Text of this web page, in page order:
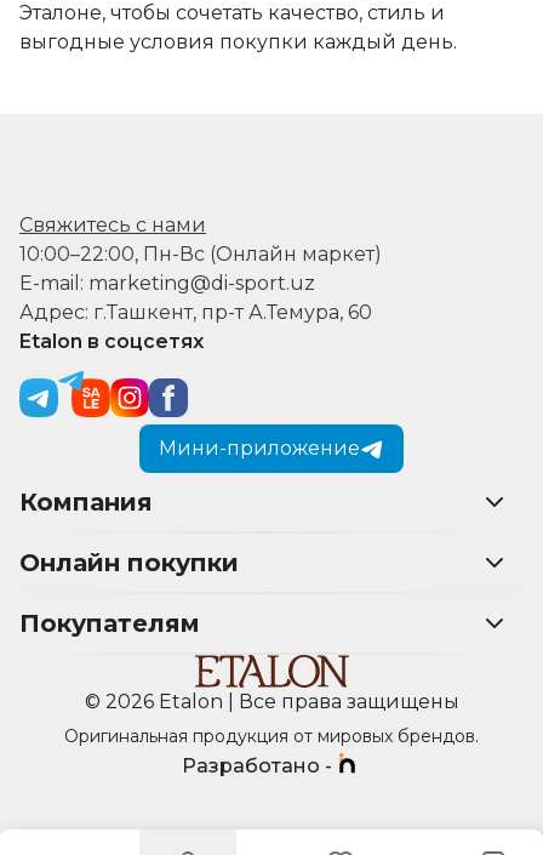
Эталоне, чтобы сочетать качество, стиль и
выгодные условия покупки каждый день.
Свяжитесь с нами
10:00–22:00, Пн-Вс (Онлайн маркет)
E-mail: marketing@di-sport.uz
Адрес: г.Ташкент, пр-т А.Темура, 60
Etalon в соцсетях
Мини-приложение
Компания
Онлайн покупки
Покупателям
© 2026 Etalon | Все права защищены
Оригинальная продукция от мировых брендов.
Разработано -